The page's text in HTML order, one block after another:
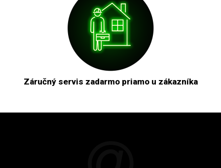
Záručný servis zadarmo priamo u zákazníka